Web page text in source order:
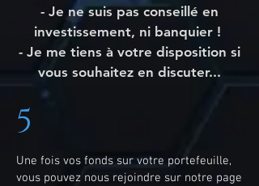
- Je ne suis pas conseillé en
investissement, ni banquier !
- Je me tiens à votre disposition si
vous souhaitez en discuter...
5
Une fois vos fonds sur votre portefeuille,
vous pouvez nous rejoindre sur notre page